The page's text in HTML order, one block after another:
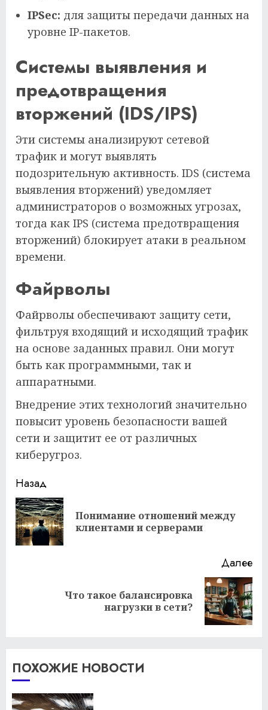
IPSec: для защиты передачи данных на
уровне IP-пакетов.
Системы выявления и
предотвращения
вторжений (IDS/IPS)
Эти системы анализируют сетевой
трафик и могут выявлять
подозрительную активность. IDS (система
выявления вторжений) уведомляет
администраторов о возможных угрозах,
тогда как IPS (система предотвращения
вторжений) блокирует атаки в реальном
времени.
Файрволы
Файрволы обеспечивают защиту сети,
фильтруя входящий и исходящий трафик
на основе заданных правил. Они могут
быть как программными, так и
аппаратными.
Внедрение этих технологий значительно
повысит уровень безопасности вашей
сети и защитит ее от различных
киберугроз.
Продолжить
чтение
Назад
Понимание отношений между
клиентами и серверами
Далее
СледующаяЧто такое балансировка
нагрузки в сети?
ПОХОЖИЕ НОВОСТИ